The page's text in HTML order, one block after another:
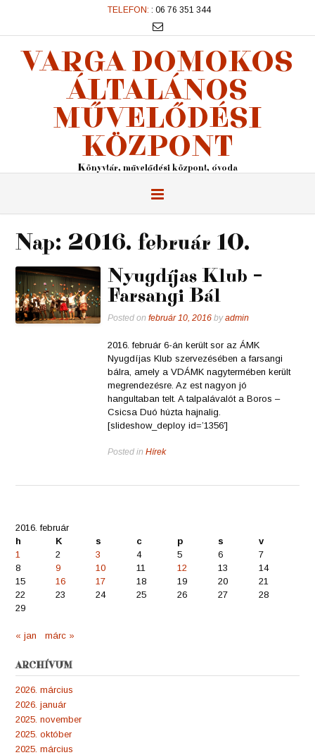
TELEFON: : 06 76 351 344
VARGA DOMOKOS
ÁLTALÁNOS
MŰVELŐDÉSI
KÖZPONT
Könyvtár, művelődési központ, óvoda
Nap: 2016. február 10.
Nyugdíjas Klub –
Farsangi Bál
Posted onfebruár 10, 2016 byadmin
2016. február 6-án került sor az ÁMK
Nyugdíjas Klub szervezésében a farsangi
bálra, amely a VDÁMK nagytermében került
megrendezésre. Az est nagyon jó
hangultaban telt. A talpalávalót a Boros –
Csicsa Duó húzta hajnalig.
[slideshow_deploy id=’1356′]
Posted inHírek
2016. február
h
K s c p s
v
1
2 3 4 5 6
7
8
9 10 11 12 13
14
15
16 17 18 19 20
21
22
23 24 25 26 27
28
29
« jan márc »
ARCHÍVUM
2026. március
2026. január
2025. november
2025. október
2025. március